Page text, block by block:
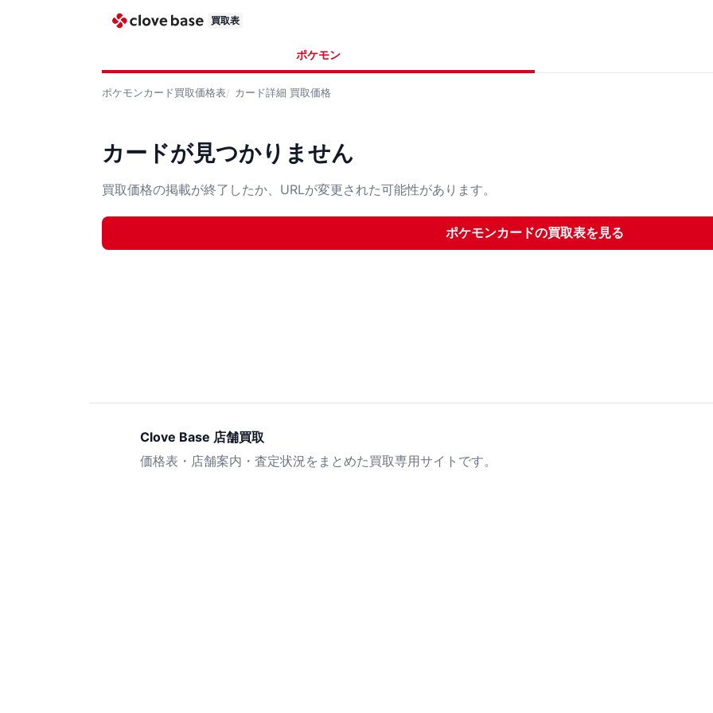
買取表
ポケモン
ポケモンカード買取価格表 カード詳細 買取価格
カードが見つかりません
買取価格の掲載が終了したか、URLが変更された可能性があります。
ポケモンカードの買取表を見る
Clove Base 店舗買取
価格表・店舗案内・査定状況をまとめた買取専用サイトです。